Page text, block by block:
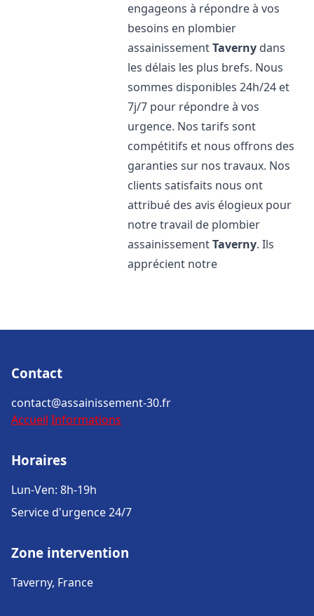
engageons à répondre à vos
besoins en plombier
assainissementTaverny dans
les délais les plus brefs. Nous
sommes disponibles 24h/24 et
7j/7 pour répondre à vos
urgence. Nos tarifs sont
compétitifs et nous offrons des
garanties sur nos travaux. Nos
clients satisfaits nous ont
attribué des avis élogieux pour
notre travail de plombier
assainissementTaverny. Ils
apprécient notre
Contact
contact@assainissement-30.fr
Accueil Informations
Horaires
Lun-Ven: 8h-19h
Service d'urgence 24/7
Zone intervention
Taverny, France